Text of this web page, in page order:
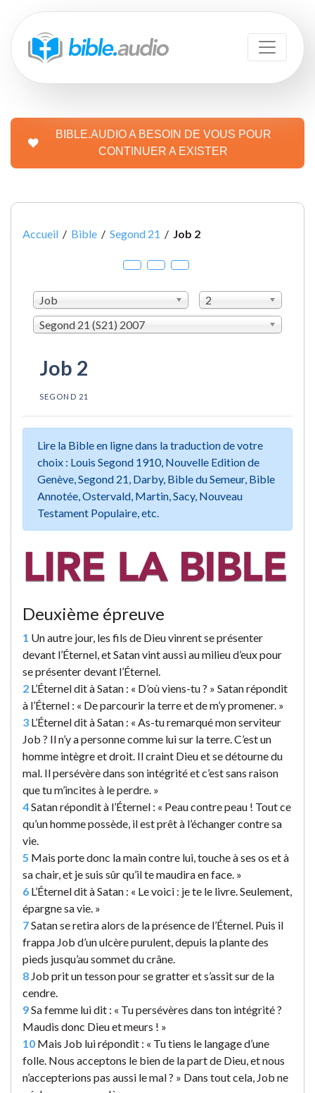
BIBLE.AUDIO A BESOIN DE VOUS POUR
CONTINUER A EXISTER
Accueil / Bible / Segond 21 / Job 2
Job
2
Segond 21 (S21) 2007
Job 2
SEGOND 21
Lire la Bible en ligne dans la traduction de votre
choix : Louis Segond 1910, Nouvelle Edition de
Genève, Segond 21, Darby, Bible du Semeur, Bible
Annotée, Ostervald, Martin, Sacy, Nouveau
Testament Populaire, etc.
Deuxième épreuve
1 Un autre jour, les fils de Dieu vinrent se présenter
devant l’Éternel, et Satan vint aussi au milieu d’eux pour
se présenter devant l’Éternel.
2 L’Éternel dit à Satan : « D’où viens-tu ? » Satan répondit
à l’Éternel : « De parcourir la terre et de m’y promener. »
3 L’Éternel dit à Satan : « As-tu remarqué mon serviteur
Job ? Il n’y a personne comme lui sur la terre. C’est un
homme intègre et droit. Il craint Dieu et se détourne du
mal. Il persévère dans son intégrité et c’est sans raison
que tu m’incites à le perdre. »
4Satan répondit à l’Éternel : « Peau contre peau ! Tout ce
qu’un homme possède, il est prêt à l’échanger contre sa
vie.
5 Mais porte donc la main contre lui, touche à ses os et à
sa chair, et je suis sûr qu’il te maudira en face. »
6 L’Éternel dit à Satan : « Le voici : je te le livre. Seulement,
épargne sa vie. »
7Satan se retira alors de la présence de l’Éternel. Puis il
frappa Job d’un ulcère purulent, depuis la plante des
pieds jusqu’au sommet du crâne.
8 Job prit un tesson pour se gratter et s’assit sur de la
cendre.
9Sa femme lui dit : « Tu persévères dans ton intégrité ?
Maudis donc Dieu et meurs ! »
10 Mais Job lui répondit : « Tu tiens le langage d’une
folle. Nous acceptons le bien de la part de Dieu, et nous
n’accepterions pas aussi le mal ? » Dans tout cela, Job ne